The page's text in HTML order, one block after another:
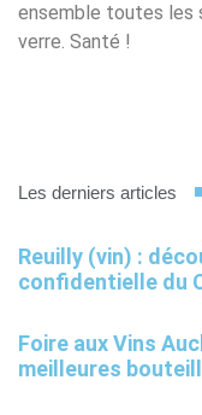
ensemble toutes les
verre. Santé !
Les derniers articles
Reuilly (vin) :
confidentielle du
Foire aux Vins
meilleures